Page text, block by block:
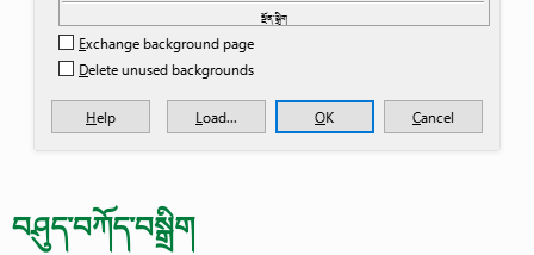
བཤུད་བཀོད་བསྒྲིག